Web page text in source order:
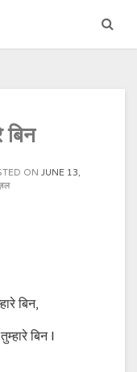
बिन
ON JUNE 13,
बिन,
बिन l